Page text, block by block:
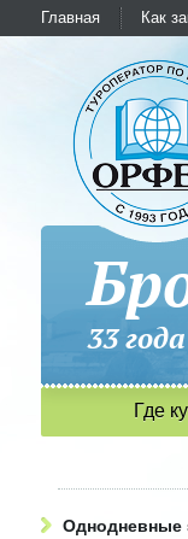
Главная Как
33
Где
Однодневные